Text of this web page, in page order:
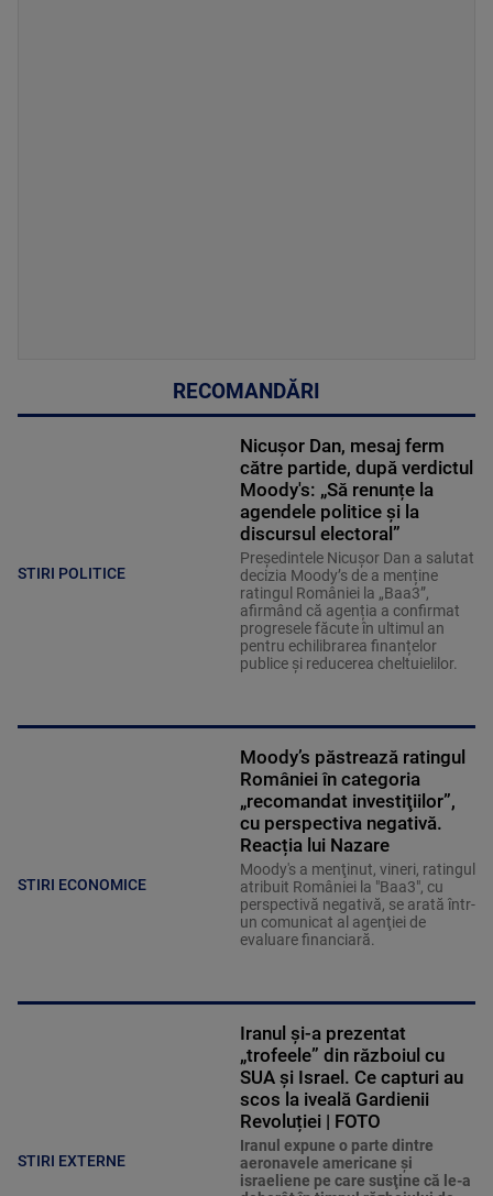
RECOMANDĂRI
STIRI POLITICE
Nicușor Dan, mesaj ferm
către partide, după verdictul
Moody's: „Să renunțe la
agendele politice şi la
discursul electoral”
Președintele Nicușor Dan a salutat
decizia Moody’s de a menține
ratingul României la „Baa3”,
afirmând că agenția a confirmat
progresele făcute în ultimul an
pentru echilibrarea finanțelor
publice și reducerea cheltuielilor.
STIRI ECONOMICE
Moody’s păstrează ratingul
României în categoria
„recomandat investiţiilor”,
cu perspectiva negativă.
Reacția lui Nazare
Moody's a menţinut, vineri, ratingul
atribuit României la "Baa3", cu
perspectivă negativă, se arată într-
un comunicat al agenţiei de
evaluare financiară.
STIRI EXTERNE
Iranul și-a prezentat
„trofeele” din războiul cu
SUA și Israel. Ce capturi au
scos la iveală Gardienii
Revoluției | FOTO
Iranul expune o parte dintre
aeronavele americane şi
israeliene pe care susţine că le-a